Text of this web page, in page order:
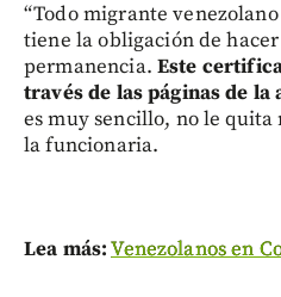
“Todo migrante
tiene la obligación de
permanencia. Este
través de las páginas de
es muy sencillo, no le quita
la funcionaria.
Lea más:Venezolanos en